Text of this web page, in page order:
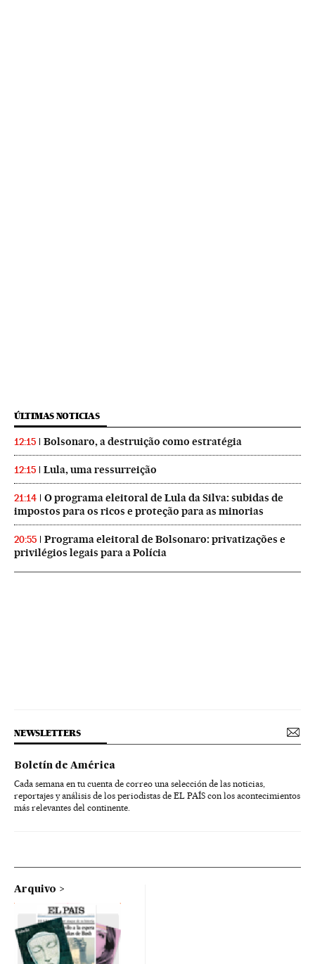
ÚLTIMAS NOTICIAS
12:15 Bolsonaro, a destruição como estratégia
12:15 Lula, uma ressurreição
21:14
O programa eleitoral de Lula da Silva: subidas de
impostos para os ricos e proteção para as minorias
20:55
Programa eleitoral de Bolsonaro: privatizações e
privilégios legais para a Polícia
NEWSLETTERS
Boletín de América
Cada semana en tu cuenta de correo una selección de las noticias,
reportajes y análisis de los periodistas de EL PAÍS con los acontecimientos
más relevantes del continente.
Arquivo